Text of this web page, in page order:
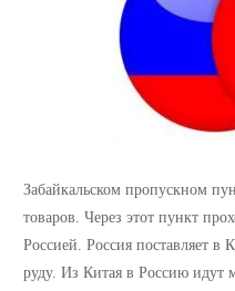
Забайкальском пропускном
товаров. Через этот пункт
Россией. Россия поставляет в
руду. Из Китая в Россию идут